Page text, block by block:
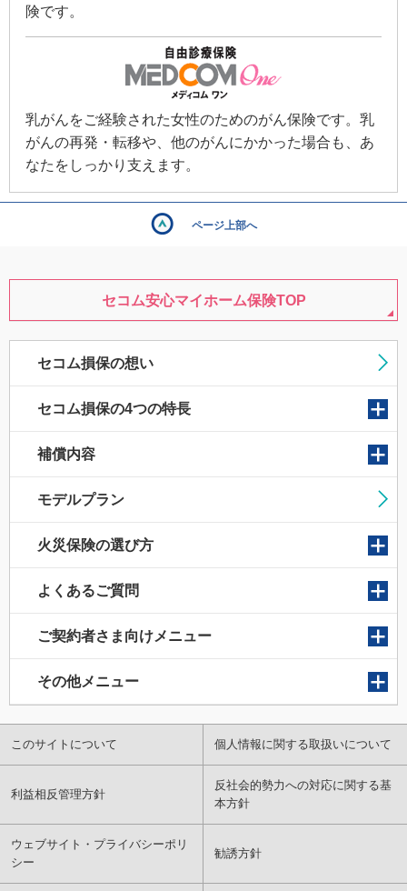
険です。
乳がんをご経験された女性のためのがん保険です。乳
がんの再発・転移や、他のがんにかかった場合も、あ
なたをしっかり支えます。
ページ上部へ
セコム安心マイホーム保険TOP
セコム損保の想い
セコム損保の4つの特長
補償内容
モデルプラン
火災保険の選び方
よくあるご質問
ご契約者さま向けメニュー
その他メニュー
このサイトについて 個人情報に関する取扱いについて
利益相反管理方針
反社会的勢力への対応に関する基
本方針
ウェブサイト・プライバシーポリ
シー
勧誘方針